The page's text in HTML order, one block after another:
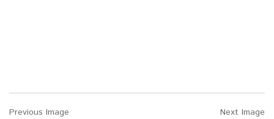
Previous Image Next Image